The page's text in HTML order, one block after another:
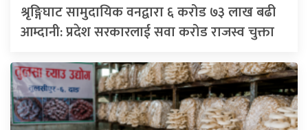
श्रृङ्गिघाट सामुदायिक वनद्वारा ६ करोड ७३ लाख बढी
आम्दानी: प्रदेश सरकारलाई सवा करोड राजस्व चुक्ता